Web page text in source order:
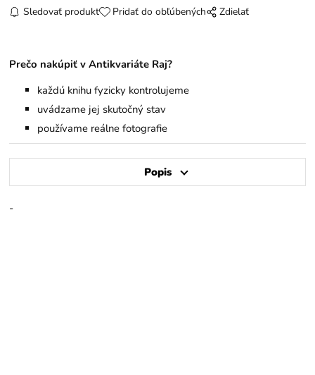
Sledovať produkt Pridať do obľúbených Zdielať
Prečo nakúpiť v Antikvariáte Raj?
každú knihu fyzicky kontrolujeme
uvádzame jej skutočný stav
používame reálne fotografie
Popis
-